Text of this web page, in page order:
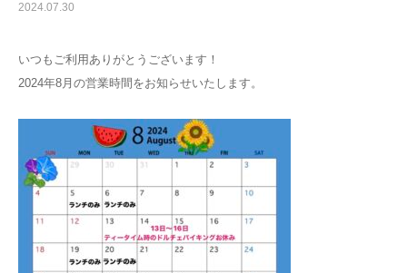
2024.07.30
いつもご利用ありがとうございます！
2024年8月の営業時間をお知らせいたします。
採用情報